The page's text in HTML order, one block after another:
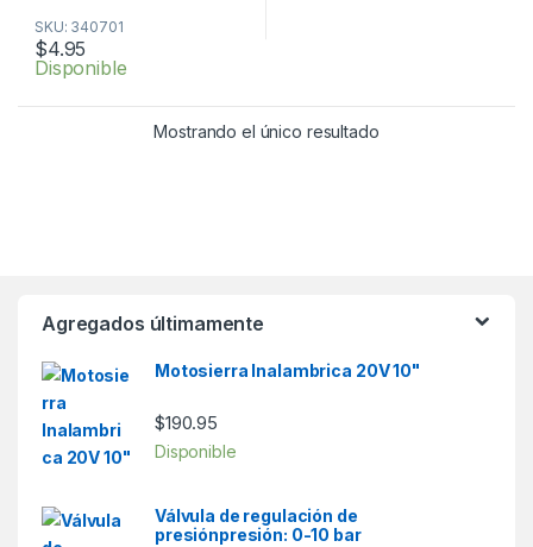
u
t
o
f
SKU: 340701
$4.95
Disponible
Mostrando el único resultado
Agregados últimamente
Motosierra Inalambrica 20V 10"
$190.95
Disponible
Válvula de regulación de
presiónpresión: 0-10 bar